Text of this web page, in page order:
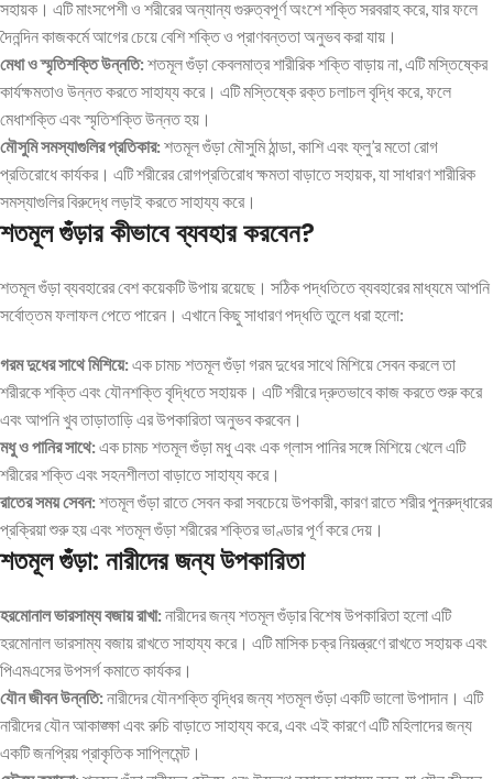
সহায়ক। এটি মাংসপেশী ও শরীরের অন্যান্য গুরুত্বপূর্ণ অংশে শক্তি সরবরাহ করে, যার ফলে
দৈনন্দিন কাজকর্মে আগের চেয়ে বেশি শক্তি ও প্রাণবন্ততা অনুভব করা যায়।
মেধা ও স্মৃতিশক্তি উন্নতি:শতমূল গুঁড়া কেবলমাত্র শারীরিক শক্তি বাড়ায় না, এটি মস্তিষ্কের
কার্যক্ষমতাও উন্নত করতে সাহায্য করে। এটি মস্তিষ্কে রক্ত চলাচল বৃদ্ধি করে, ফলে
মেধাশক্তি এবং স্মৃতিশক্তি উন্নত হয়।
মৌসুমি সমস্যাগুলির প্রতিকার:শতমূল গুঁড়া মৌসুমি ঠান্ডা, কাশি এবং ফ্লু’র মতো রোগ
প্রতিরোধে কার্যকর। এটি শরীরের রোগপ্রতিরোধ ক্ষমতা বাড়াতে সহায়ক, যা সাধারণ শারীরিক
সমস্যাগুলির বিরুদ্ধে লড়াই করতে সাহায্য করে।
শতমূল গুঁড়ার কীভাবে ব্যবহার করবেন?
শতমূল গুঁড়া ব্যবহারের বেশ কয়েকটি উপায় রয়েছে। সঠিক পদ্ধতিতে ব্যবহারের মাধ্যমে আপনি
সর্বোত্তম ফলাফল পেতে পারেন। এখানে কিছু সাধারণ পদ্ধতি তুলে ধরা হলো:
গরম দুধের সাথে মিশিয়ে:এক চামচ শতমূল গুঁড়া গরম দুধের সাথে মিশিয়ে সেবন করলে তা
শরীরকে শক্তি এবং যৌনশক্তি বৃদ্ধিতে সহায়ক। এটি শরীরে দ্রুতভাবে কাজ করতে শুরু করে
এবং আপনি খুব তাড়াতাড়ি এর উপকারিতা অনুভব করবেন।
মধু ও পানির সাথে:এক চামচ শতমূল গুঁড়া মধু এবং এক গ্লাস পানির সঙ্গে মিশিয়ে খেলে এটি
শরীরের শক্তি এবং সহনশীলতা বাড়াতে সাহায্য করে।
রাতের সময় সেবন:শতমূল গুঁড়া রাতে সেবন করা সবচেয়ে উপকারী, কারণ রাতে শরীর পুনরুদ্ধারের
প্রক্রিয়া শুরু হয় এবং শতমূল গুঁড়া শরীরের শক্তির ভাণ্ডার পূর্ণ করে দেয়।
শতমূল গুঁড়া: নারীদের জন্য উপকারিতা
হরমোনাল ভারসাম্য বজায় রাখা:নারীদের জন্য শতমূল গুঁড়ার বিশেষ উপকারিতা হলো এটি
হরমোনাল ভারসাম্য বজায় রাখতে সাহায্য করে। এটি মাসিক চক্র নিয়ন্ত্রণে রাখতে সহায়ক এবং
পিএমএসের উপসর্গ কমাতে কার্যকর।
যৌন জীবন উন্নতি:নারীদের যৌনশক্তি বৃদ্ধির জন্য শতমূল গুঁড়া একটি ভালো উপাদান। এটি
নারীদের যৌন আকাঙ্ক্ষা এবং রুচি বাড়াতে সাহায্য করে, এবং এই কারণে এটি মহিলাদের জন্য
একটি জনপ্রিয় প্রাকৃতিক সাপ্লিমেন্ট।